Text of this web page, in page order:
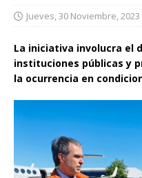
Jueves, 30 Noviembre,
La iniciativa involucra el
instituciones públicas y
la ocurrencia en